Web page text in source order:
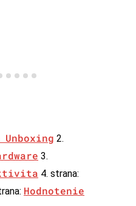
2.
3.
4. strana:
Hodnotenie